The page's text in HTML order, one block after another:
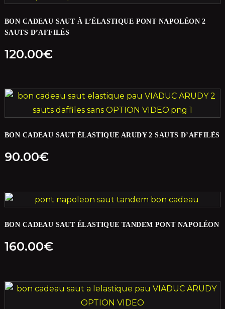
BON CADEAU SAUT À L’ÉLASTIQUE PONT NAPOLÉON 2
SAUTS D’AFFILÉS
120.00€
BON CADEAU SAUT ÉLASTIQUE ARUDY 2 SAUTS D’AFFILÉS
90.00€
BON CADEAU SAUT ÉLASTIQUE TANDEM PONT NAPOLÉON
160.00€